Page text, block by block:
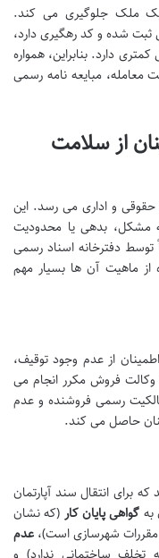
ملک جلوگیری می کند.
ثبت شده و کد رهگیری دارد،
دارد. بنابراین، همواره
مبایعه نامه رسمی
از سلامت
حقوقی و اداری می رسد. این
مشکل، بدهی یا محدودیت
توسط دفترخانه اسناد رسمی
از ماهیت آن ها بسیار مهم
از عدم وجود توقیف،
وکالت فروش مکرر انجام می
رسمی فروشنده و عدم
حاصل می کند.
برای انتقال سند آپارتمان
گواهی پایان کار (که نشان
شهرسازی است)، عدم